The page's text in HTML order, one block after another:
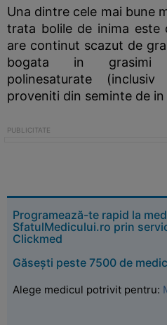
Una dintre cele mai bune
trata bolile de inima
are continut scazut de
bogata in grasimi
polinesaturate
proveniti din seminte de in
Programează-te rapid la
SfatulMedicului.ro prin
Clickmed
Găsești peste 7500 de
Alege medicul potrivit pentru: